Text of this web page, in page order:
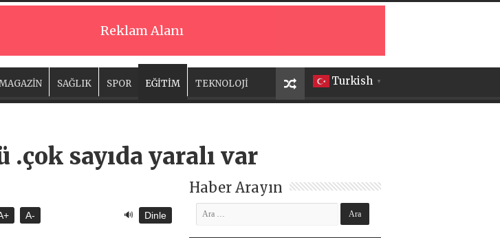
Reklam Alanı
Turkish ▼
SAĞLIK SPOR EĞİTİM TEKNOLOJİ
sayıda yaralı var
A- 🔊 Dinle
Haber Arayın